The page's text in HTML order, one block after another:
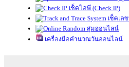
เช็คไอพี (Check IP)
เช็คเล
สุ่มออนไลน์
เครื่องมือคำนวณวันออนไลน์